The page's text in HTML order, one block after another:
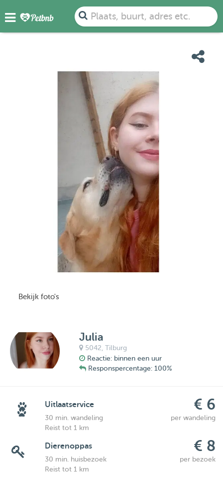
Plaats, buurt, adres etc.
FOTO'S DETAILS BESCHIKBAARHEID
KAART
Bekijk foto's
Julia
5042,Tilburg
Reactie: binnen een uur
Responspercentage: 100%
Uitlaatservice € 6
30 min. wandeling
per wandeling
Reist tot 1 km
Dierenoppas € 8
30 min. huisbezoek
per bezoek
Reist tot 1 km